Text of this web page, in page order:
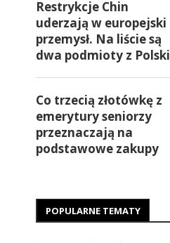
Restrykcje Chin
uderzają w europejski
przemysł. Na liście są
dwa podmioty z Polski
Co trzecią złotówkę z
emerytury seniorzy
przeznaczają na
podstawowe zakupy
POPULARNE TEMATY